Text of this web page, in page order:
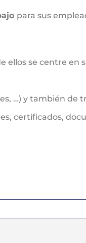
para sus
ellos se centre en
…) y también de
certificados,